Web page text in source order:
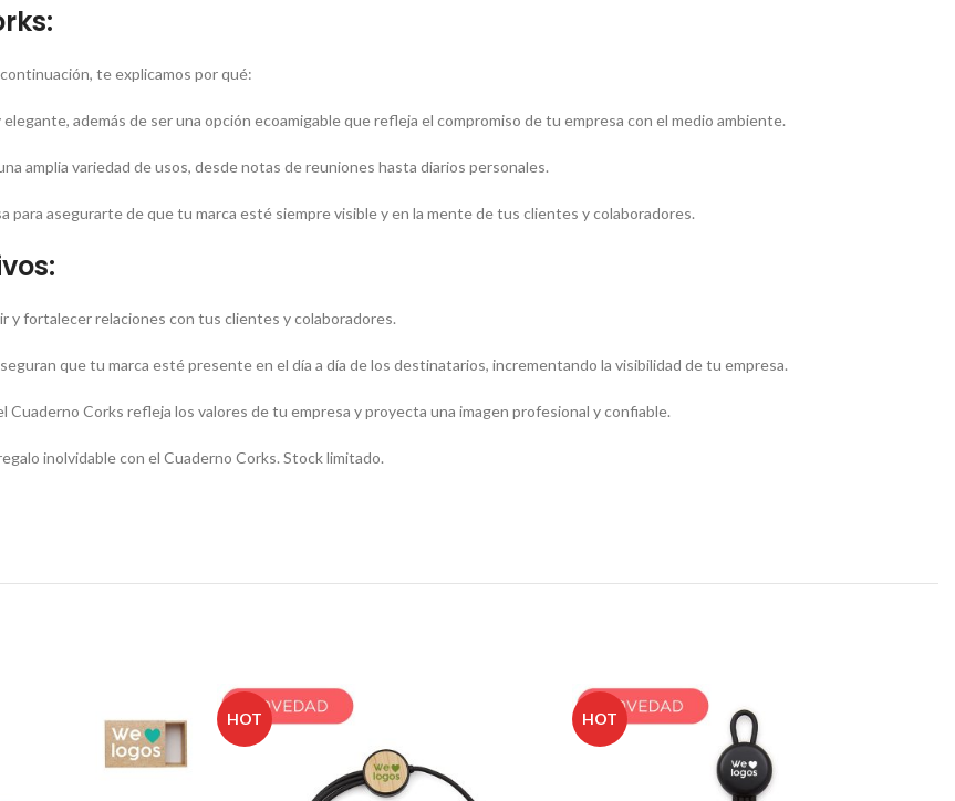
te explicamos por qué:
además de ser una opción ecoamigable que refleja el compromiso de tu empresa con el medio ambiente.
amplia variedad de usos, desde notas de reuniones hasta diarios personales.
para asegurarte de que tu marca esté siempre visible y en la mente de tus clientes y colaboradores.
y fortalecer relaciones con tus clientes y colaboradores.
que tu marca esté presente en el día a día de los destinatarios, incrementando la visibilidad de tu empresa.
Cuaderno Corks refleja los valores de tu empresa y proyecta una imagen profesional y confiable.
inolvidable con el Cuaderno Corks. Stock limitado.
HOT HOT